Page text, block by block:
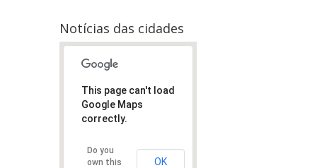
Notícias das cidades
This page can't load
Google Maps
correctly.
Do you
own this
OK